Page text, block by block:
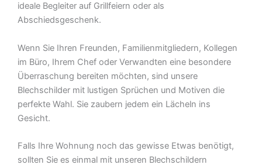
ideale Begleiter auf Grillfeiern oder als
Abschiedsgeschenk.
Wenn Sie Ihren Freunden, Familienmitgliedern, Kollegen
im Büro, Ihrem Chef oder Verwandten eine besondere
Überraschung bereiten möchten, sind unsere
Blechschilder mit lustigen Sprüchen und Motiven die
perfekte Wahl. Sie zaubern jedem ein Lächeln ins
Gesicht.
Falls Ihre Wohnung noch das gewisse Etwas benötigt,
sollten Sie es einmal mit unseren Blechschildern